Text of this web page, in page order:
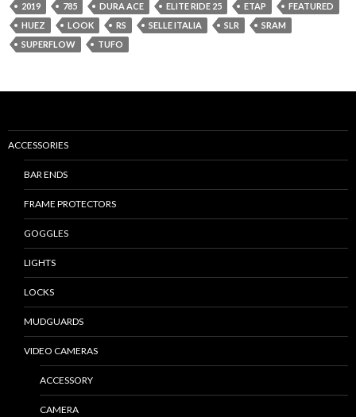
2019 785 DURA ACE ELITE RIDE 25 ETAP
FEATURED
HUEZ
LOOK RS SELLE ITALIA SLR
SRAM
SUPERFLOW
TUFO
ACCESSORIES
BAR ENDS
FRAME PROTECTORS
GOGGLES
LIGHTS
LOCKS
MUDGUARDS
VIDEO CAMERAS
ACCESSORY
CAMERA